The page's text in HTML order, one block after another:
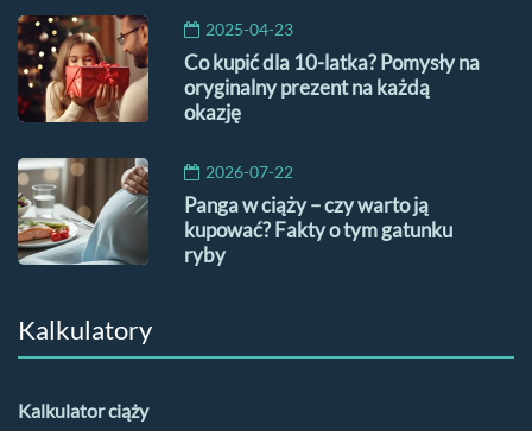
2025-04-23
Co kupić dla 10-latka? Pomysły na
oryginalny prezent na każdą
okazję
2026-07-22
Panga w ciąży – czy warto ją
kupować? Fakty o tym gatunku
ryby
Kalkulatory
Kalkulator ciąży